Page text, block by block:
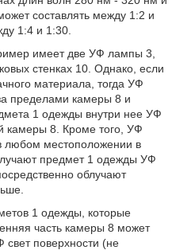
составлять между 1:2 и
1:4 и 1:30.
имеет две УФ лампы 3,
стенках 10. Однако, если
материала, тогда УФ
пределами камеры 8 и
1 одежды внутри нее УФ
камеры 8. Кроме того, УФ
любом местоположении в
предмет 1 одежды УФ
облучают
1 одежды, которые
часть камеры 8 может
поверхности (не